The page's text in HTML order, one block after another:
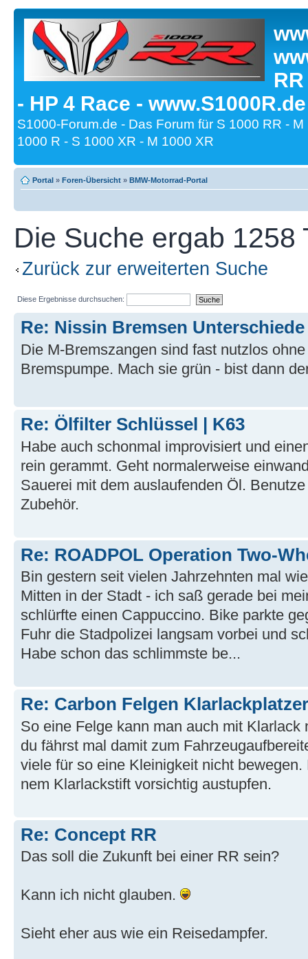
- HP 4 Race -
S1000-Forum.de - Das Forum für S 1000 RR -
1000 R - S 1000 XR - M 1000 XR
Portal » Foren-Übersicht » BMW-Motorrad-Portal
Die Suche ergab 1258
Zurück zur erweiterten Suche
Diese Ergebnisse durchsuchen:
Re: Nissin Bremsen
Die M-Bremszangen sind fast nutzlos
Bremspumpe. Mach sie grün - bist dann
Re: Ölfilter Schlüssel | K63
Habe auch schonmal improvisiert und
rein gerammt. Geht normalerweise
Sauerei mit dem auslaufenden Öl.
Zubehör.
Re: ROADPOL Operation Two-
Bin gestern seit vielen Jahrzehnten mal
Mitten in der Stadt - ich saß gerade bei
schlürfte einen Cappuccino. Bike parkte
Fuhr die Stadpolizei langsam vorbei und
Habe schon das schlimmste be...
Re: Carbon Felgen Klarlackplatzer
So eine Felge kann man auch mit Klarlack
du fährst mal damit zum
viele für so eine Kleinigkeit nicht
nem Klarlackstift vorsichtig austupfen.
Re: Concept RR
Das soll die Zukunft bei einer RR sein?
Kann ich nicht glauben.
Sieht eher aus wie ein Reisedampfer.